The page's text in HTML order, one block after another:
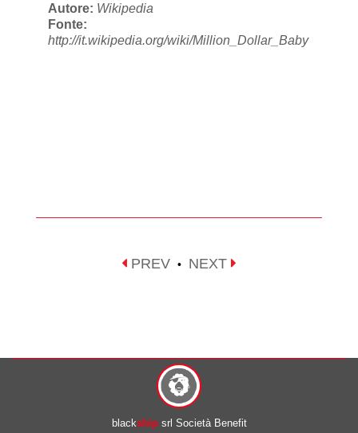
Autore: Wikipedia
Fonte:
http://it.wikipedia.org/wiki/Million_Dollar_Baby
PREV • NEXT
blackshipsrl Società Benefit